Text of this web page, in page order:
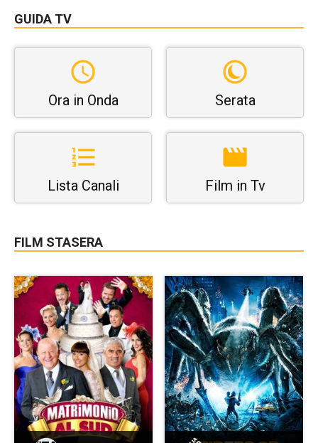
GUIDA TV
Ora in Onda Serata
Lista Canali Film in Tv
FILM STASERA